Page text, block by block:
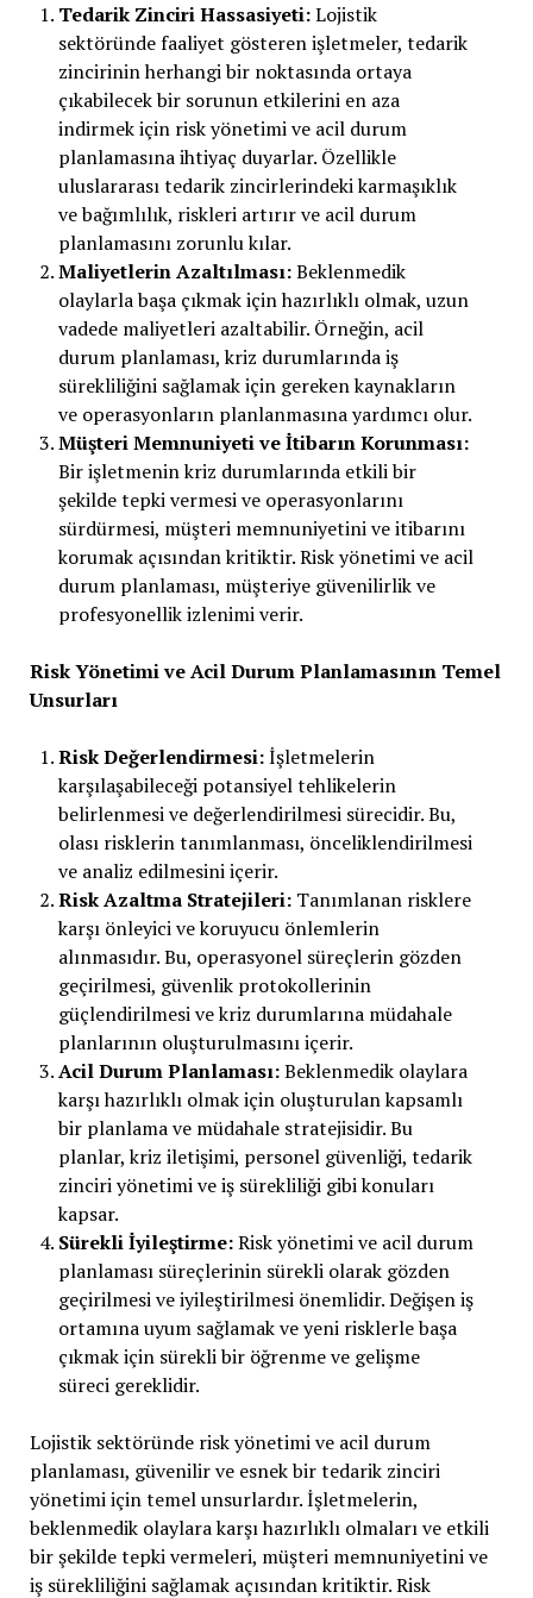
Tedarik Zinciri Hassasiyeti:Lojistik
sektöründe faaliyet gösteren işletmeler, tedarik
zincirinin herhangi bir noktasında ortaya
çıkabilecek bir sorunun etkilerini en aza
indirmek için risk yönetimi ve acil durum
planlamasına ihtiyaç duyarlar. Özellikle
uluslararası tedarik zincirlerindeki karmaşıklık
ve bağımlılık, riskleri artırır ve acil durum
planlamasını zorunlu kılar.
Maliyetlerin Azaltılması:Beklenmedik
olaylarla başa çıkmak için hazırlıklı olmak, uzun
vadede maliyetleri azaltabilir. Örneğin, acil
durum planlaması, kriz durumlarında iş
sürekliliğini sağlamak için gereken kaynakların
ve operasyonların planlanmasına yardımcı olur.
Müşteri Memnuniyeti ve İtibarın Korunması:
Bir işletmenin kriz durumlarında etkili bir
şekilde tepki vermesi ve operasyonlarını
sürdürmesi, müşteri memnuniyetini ve itibarını
korumak açısından kritiktir. Risk yönetimi ve acil
durum planlaması, müşteriye güvenilirlik ve
profesyonellik izlenimi verir.
Risk Yönetimi ve Acil Durum Planlamasının Temel
Unsurları
Risk Değerlendirmesi:İşletmelerin
karşılaşabileceği potansiyel tehlikelerin
belirlenmesi ve değerlendirilmesi sürecidir. Bu,
olası risklerin tanımlanması, önceliklendirilmesi
ve analiz edilmesini içerir.
Risk Azaltma Stratejileri:Tanımlanan risklere
karşı önleyici ve koruyucu önlemlerin
alınmasıdır. Bu, operasyonel süreçlerin gözden
geçirilmesi, güvenlik protokollerinin
güçlendirilmesi ve kriz durumlarına müdahale
planlarının oluşturulmasını içerir.
Acil Durum Planlaması:Beklenmedik olaylara
karşı hazırlıklı olmak için oluşturulan kapsamlı
bir planlama ve müdahale stratejisidir. Bu
planlar, kriz iletişimi, personel güvenliği, tedarik
zinciri yönetimi ve iş sürekliliği gibi konuları
kapsar.
Sürekli İyileştirme:Risk yönetimi ve acil durum
planlaması süreçlerinin sürekli olarak gözden
geçirilmesi ve iyileştirilmesi önemlidir. Değişen iş
ortamına uyum sağlamak ve yeni risklerle başa
çıkmak için sürekli bir öğrenme ve gelişme
süreci gereklidir.
Lojistik sektöründe risk yönetimi ve acil durum
planlaması, güvenilir ve esnek bir tedarik zinciri
yönetimi için temel unsurlardır. İşletmelerin,
beklenmedik olaylara karşı hazırlıklı olmaları ve etkili
bir şekilde tepki vermeleri, müşteri memnuniyetini ve
iş sürekliliğini sağlamak açısından kritiktir. Risk